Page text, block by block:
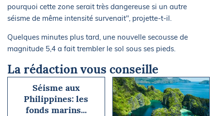
pourquoi cette zone serait très dangereuse si un autre
séisme de même intensité survenait", projette-t-il.
Quelques minutes plus tard, une nouvelle secousse de
magnitude 5,4 a fait trembler le sol sous ses pieds.
La rédaction vous conseille
Séisme aux
Philippines: les
fonds marins...